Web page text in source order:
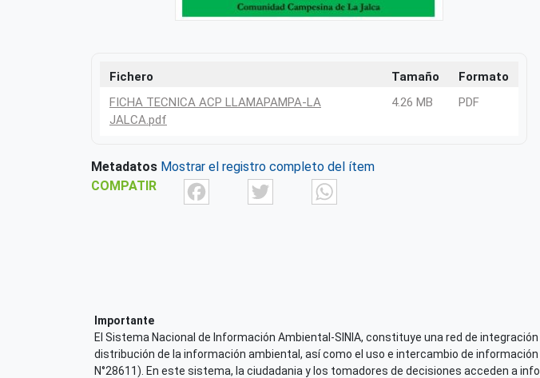
Fichero Tamaño
Formato
FICHA TECNICA ACP LLAMAPAMPA-LA
JALCA.pdf
4.26 MB PDF
Metadatos Mostrar el registro completo del ítem
COMPATIR
FacebookTwitter
Importante
El Sistema Nacional de Información Ambiental-SINIA, constituye una red de
distribución de la información ambiental, así como el uso e intercambio de
N°28611). En este sistema, la ciudadania y los tomadores de decisiones acceden a